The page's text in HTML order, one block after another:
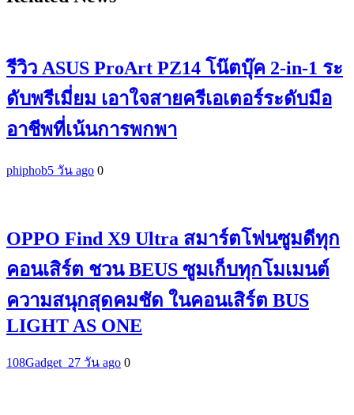
รีวิว ASUS ProArt PZ14 โน๊ตบุ๊ค 2-in-1 ระ
ดับพรีเมี่ยม เอาใจสายครีเอเตอร์ระดับมือ
อาชีพที่เน้นการพกพา
phiphob5 วัน ago 0
OPPO Find X9 Ultra สมาร์ตโฟนซูมดีทุก
คอนเสิร์ต ชวน BEUS ซูมเก็บทุกโมเมนต์
ความสนุกสุดคมชัด ในคอนเสิร์ต BUS
LIGHT AS ONE
108Gadget_27 วัน ago 0